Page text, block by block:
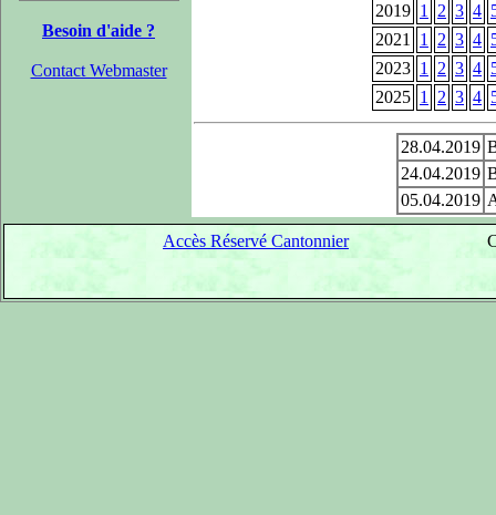
Besoin d'aide ?
Contact Webmaster
2019 1 2 3 4
2021
1 2 3 4
2023 1 2 3 4
2025 1 2 3 4
28.04.2019
24.04.2019
05.04.2019
Accès Réservé Cantonnier